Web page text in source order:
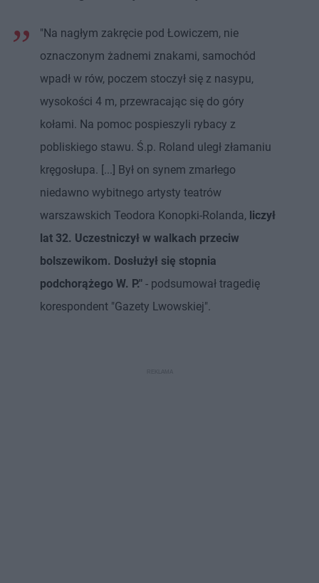
"Na nagłym zakręcie pod Łowiczem, nie
oznaczonym żadnemi znakami, samochód
wpadł w rów, poczem stoczył się z nasypu,
wysokości 4 m, przewracając się do góry
kołami. Na pomoc pospieszyli rybacy z
pobliskiego stawu. Ś.p. Roland uległ złamaniu
kręgosłupa. [...] Był on synem zmarłego
niedawno wybitnego artysty teatrów
warszawskich Teodora Konopki-Rolanda, liczył
lat 32. Uczestniczył w walkach przeciw
bolszewikom. Dosłużył się stopnia
podchorążego W. P." - podsumował tragedię
korespondent "Gazety Lwowskiej".